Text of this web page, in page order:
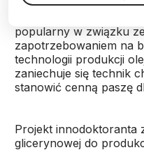
wytłaczania na zimno.
popularny w związku
zapotrzebowaniem na
technologii produkcji
zaniechuje się technik
stanowić cenną paszę
Projekt innodoktoranta
glicerynowej do